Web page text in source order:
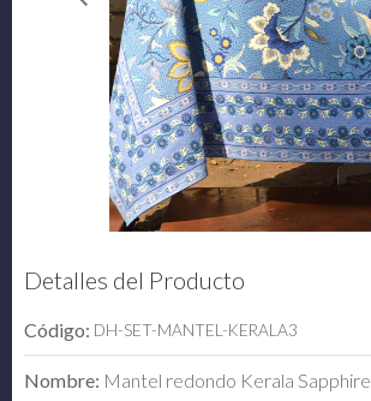
Detalles del Producto
Código: DH-SET-MANTEL-KERALA3
Nombre: Mantel redondo Kerala Sapphire